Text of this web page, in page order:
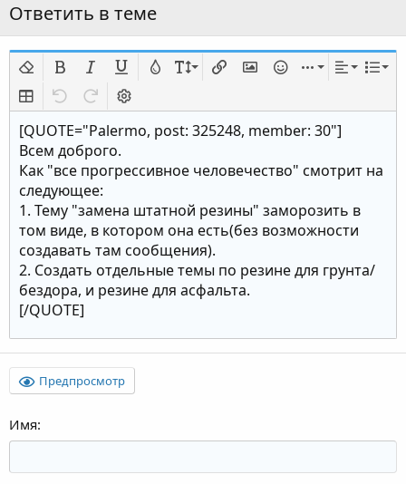
Ответить в теме
Удалить форматирование
ЖирныйКурсивПодчёркнутый
[QUOTE="Palermo, post: 325248, member: 30"]
Всем доброго.
Как "все прогрессивное человечество" смотрит на
следующее:
1. Тему "замена штатной резины" заморозить в
том виде, в котором она есть(без возможности
создавать там сообщения).
2. Создать отдельные темы по резине для грунта/
бездора, и резине для асфальта.
[/QUOTE]
Предпросмотр
Имя